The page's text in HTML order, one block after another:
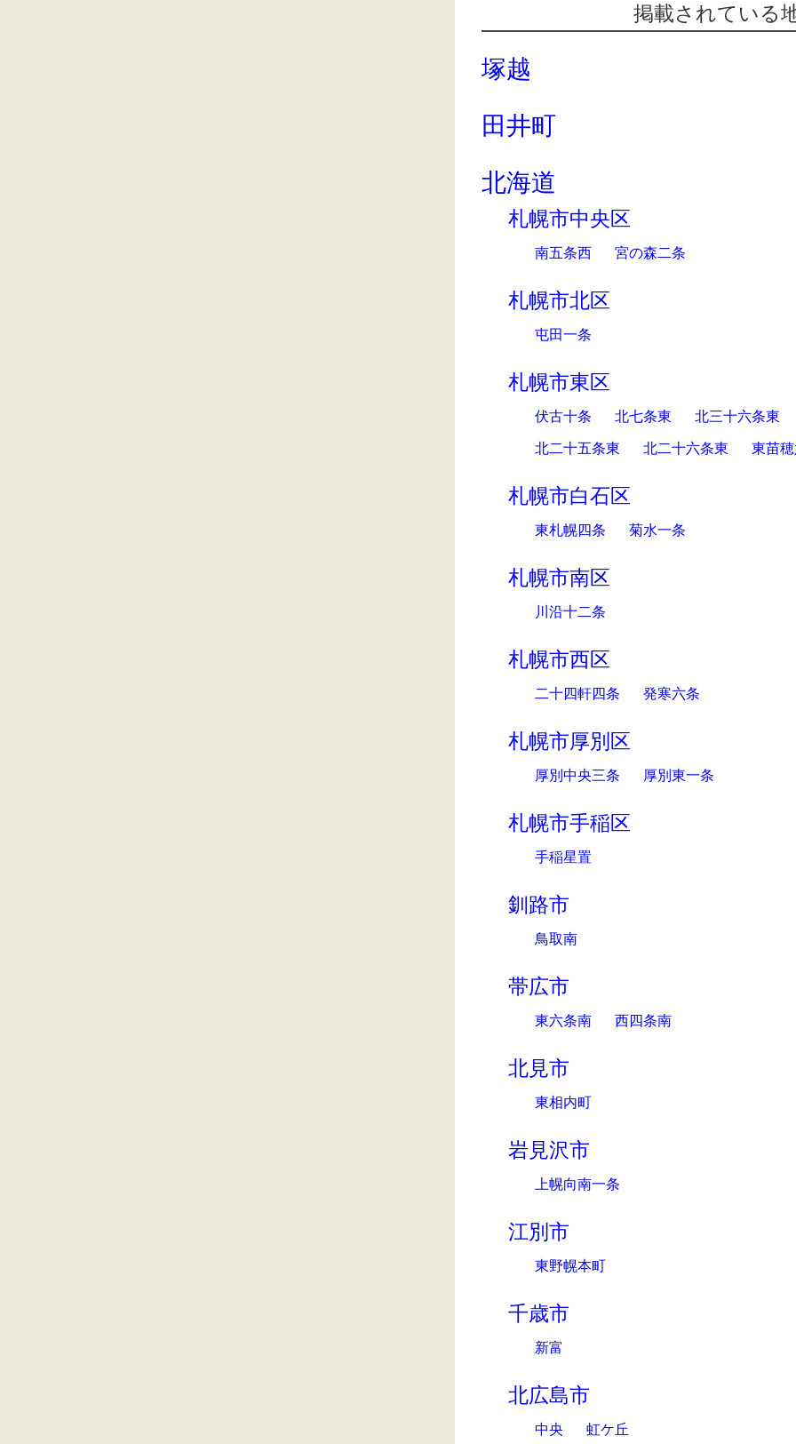
掲載されている
塚越
田井町
北海道
札幌市中央区
南五条西 宮の森二条
札幌市北区
屯田一条
札幌市東区
伏古十条 北七条東 北三十六条東
北二十五条東 北二十六条東 東苗
札幌市白石区
東札幌四条 菊水一条
札幌市南区
川沿十二条
札幌市西区
二十四軒四条 発寒六条
札幌市厚別区
厚別中央三条 厚別東一条
札幌市手稲区
手稲星置
釧路市
鳥取南
帯広市
東六条南 西四条南
北見市
東相内町
岩見沢市
上幌向南一条
江別市
東野幌本町
千歳市
新富
北広島市
中央 虹ケ丘